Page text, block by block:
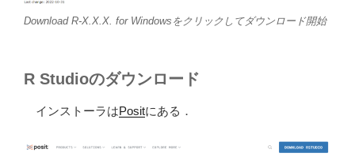
Download R-X.X.X. for Windowsをクリックしてダウンロード開始
R Studioのダウンロード
インストーラはPositにある．